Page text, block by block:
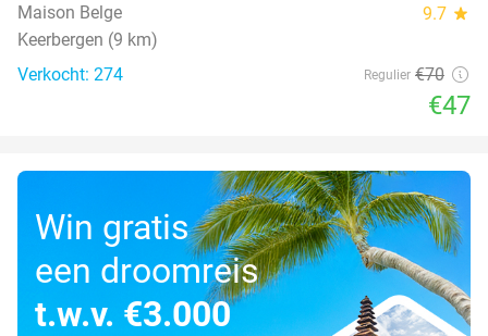
Maison Belge 9.7 star
Keerbergen (9 km)
Verkocht: 274
Regulier €70
€47
Win gratis
een droomreis
t.w.v. €3.000